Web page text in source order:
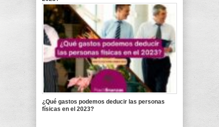
¿Qué gastos podemos deducir las personas
físicas en el 2023?